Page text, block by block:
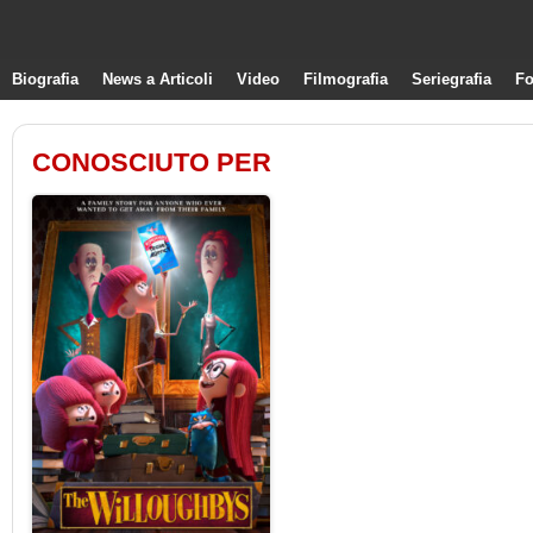
Biografia News a Articoli Video Filmografia Seriegrafia
CONOSCIUTO PER